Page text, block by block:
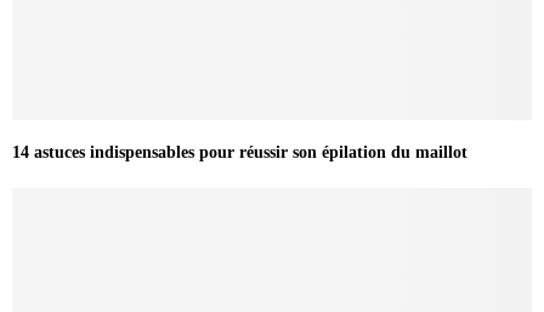
14 astuces indispensables pour réussir son épilation du maillot